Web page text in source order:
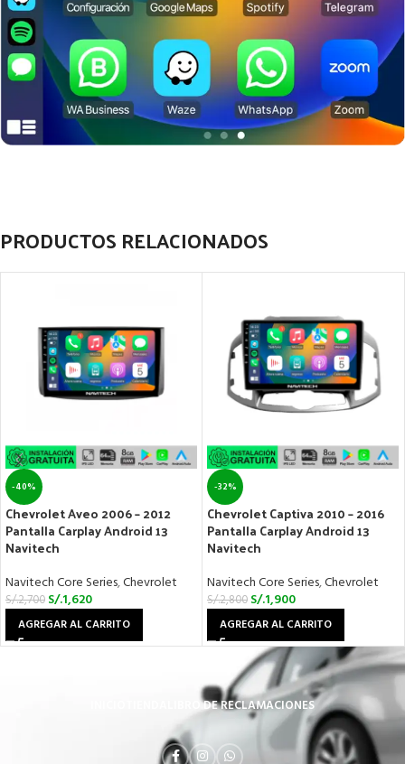
PRODUCTOS RELACIONADOS
-40%
Chevrolet Aveo 2006 – 2012
Pantalla Carplay Android 13
Navitech
Navitech Core Series,Chevrolet
S/.2,700 S/.1,620
AGREGAR AL CARRITO
-32%
Chevrolet Captiva 2010 – 2016
Pantalla Carplay Android 13
Navitech
Navitech Core Series,Chevrolet
S/.2,800 S/.1,900
AGREGAR AL CARRITO
LIBRO DE RECLAMACIONES